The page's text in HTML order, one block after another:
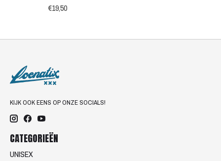
€19,50
KIJK OOK EENS OP ONZE SOCIALS!
CATEGORIEËN
UNISEX